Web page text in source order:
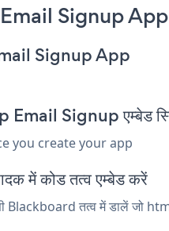
Signup
Signup App
Signup एम्बेड
you create your app
में कोड तत्व एम्बेड करें
तत्व में डालें जो